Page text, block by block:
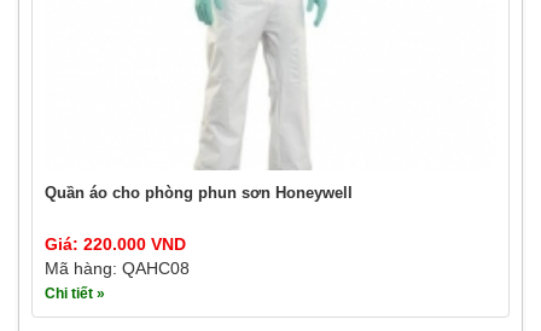
Quần áo cho phòng phun sơn Honeywell
Giá: 220.000 VND
Mã hàng: QAHC08
Chi tiết »